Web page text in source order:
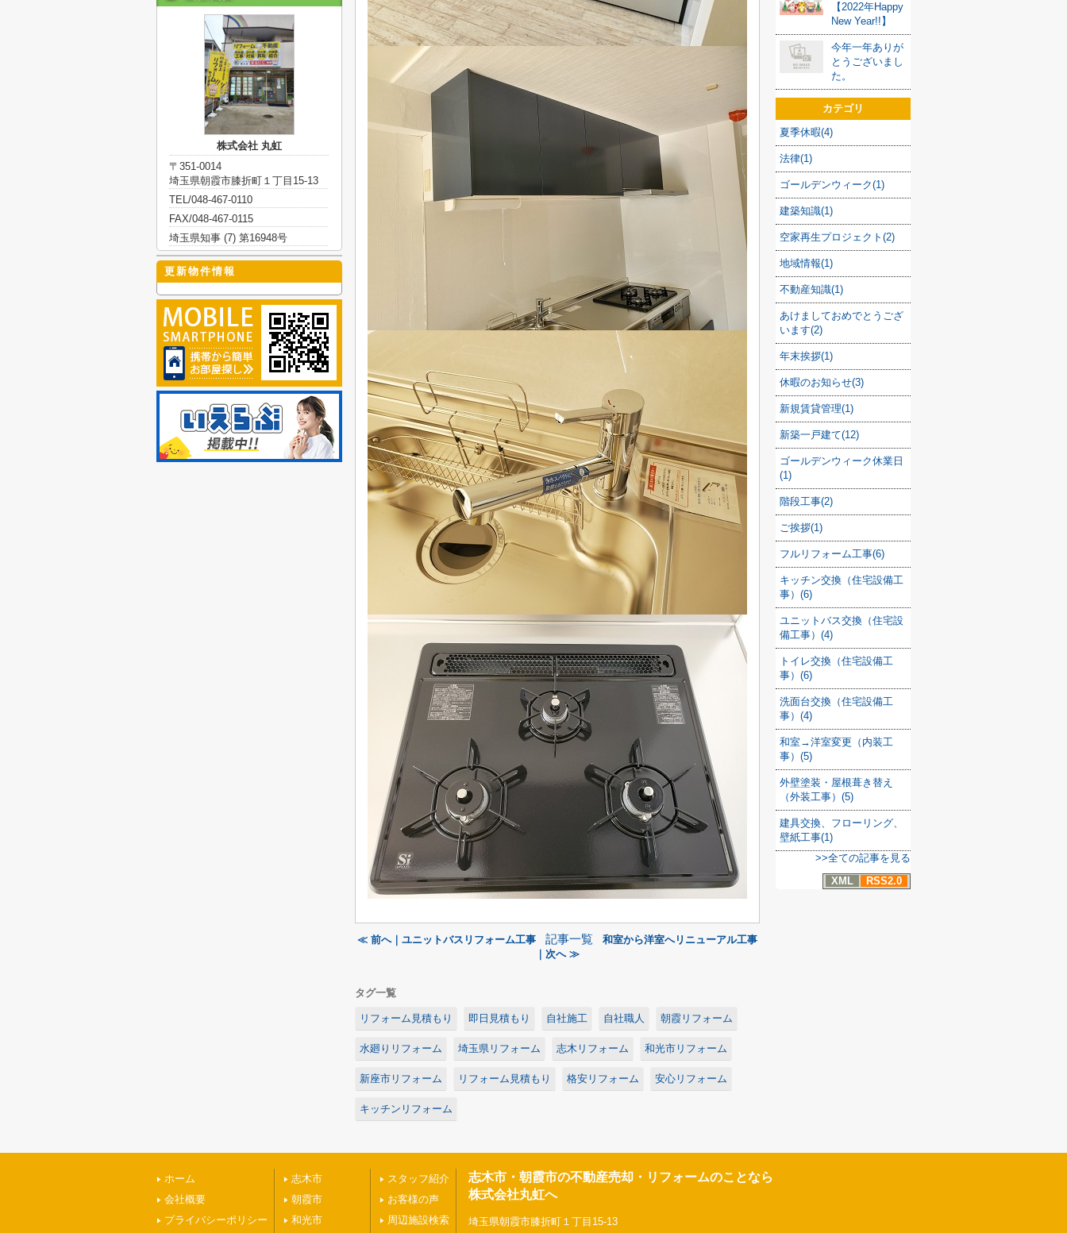
≪ 前へ｜ユニットバスリフォーム工事 記事一覧
和室から洋室へリニューアル工事
｜次へ ≫
タグ一覧
リフォーム見積もり 即日見積もり 自社施工 自社職人 朝霞リフォーム
水廻りリフォーム 埼玉県リフォーム 志木リフォーム 和光市リフォーム
新座市リフォーム リフォーム見積もり 格安リフォーム 安心リフォーム
キッチンリフォーム
【2022年Happy
New Year!!】
今年一年ありが
とうございまし
た。
カテゴリ
夏季休暇(4)
法律(1)
ゴールデンウィーク(1)
建築知識(1)
空家再生プロジェクト(2)
地域情報(1)
不動産知識(1)
あけましておめでとうござ
います(2)
年末挨拶(1)
休暇のお知らせ(3)
新規賃貸管理(1)
新築一戸建て(12)
ゴールデンウィーク休業日
(1)
階段工事(2)
ご挨拶(1)
フルリフォーム工事(6)
キッチン交換（住宅設備工
事）(6)
ユニットバス交換（住宅設
備工事）(4)
トイレ交換（住宅設備工
事）(6)
洗面台交換（住宅設備工
事）(4)
和室→洋室変更（内装工
事）(5)
外壁塗装・屋根葺き替え
（外装工事）(5)
建具交換、フローリング、
壁紙工事(1)
>>全ての記事を見る
XML
RSS2.0
株式会社 丸虹
〒351-0014
埼玉県朝霞市膝折町１丁目15-13
TEL/048-467-0110
FAX/048-467-0115
埼玉県知事 (7) 第16948号
更新物件情報
ホーム
会社概要
プライバシーポリシー
志木市
朝霞市
和光市
スタッフ紹介
お客様の声
周辺施設検索
志木市・朝霞市の不動産売却・リフォームのことなら
株式会社丸虹へ
埼玉県朝霞市膝折町１丁目15-13